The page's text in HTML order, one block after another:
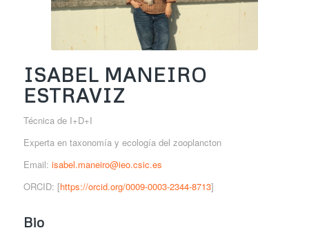
ISABEL MANEIRO
ESTRAVIZ
Técnica de I+D+I
Experta en taxonomía y ecología del zooplancton
Email: isabel.maneiro@ieo.csic.es
ORCID: [https://orcid.org/0009-0003-2344-8713]
Bio